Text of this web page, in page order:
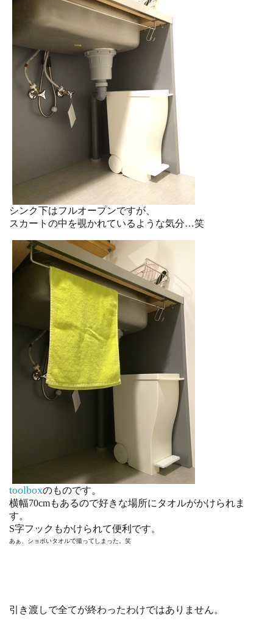
シンク下はフルオープンですが、
スカートの中を覗かれているような気分…笑
toolboxのものです。
横幅70cmもあるので好きな場所にタオルがかけられま
す。
S字フックもかけられて便利です。
あぁ、ショボいタオルで撮ってしまった。笑
引き渡しで全てが終わったわけではありません。